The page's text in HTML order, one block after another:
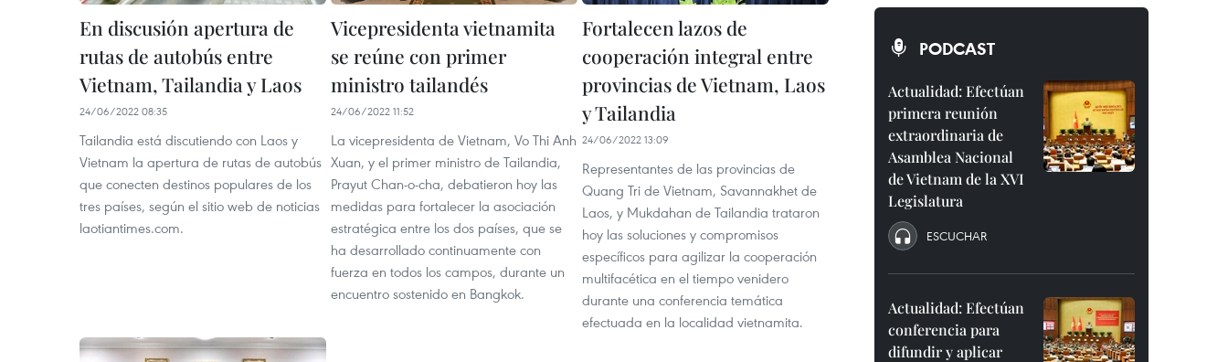
En discusión apertura de
rutas de autobús entre
Vietnam, Tailandia y Laos
24/06/2022 08:35
Tailandia está discutiendo con Laos y
Vietnam la apertura de rutas de autobús
que conecten destinos populares de los
tres países, según el sitio web de noticias
laotiantimes.com.
Vicepresidenta vietnamita
se reúne con primer
ministro tailandés
24/06/2022 11:52
La vicepresidenta de Vietnam, Vo Thi Anh
Xuan, y el primer ministro de Tailandia,
Prayut Chan-o-cha, debatieron hoy las
medidas para fortalecer la asociación
estratégica entre los dos países, que se
ha desarrollado continuamente con
fuerza en todos los campos, durante un
encuentro sostenido en Bangkok.
Fortalecen lazos de
cooperación integral entre
provincias de Vietnam, Laos
y Tailandia
24/06/2022 13:09
Representantes de las provincias de
Quang Tri de Vietnam, Savannakhet de
Laos, y Mukdahan de Tailandia trataron
hoy las soluciones y compromisos
específicos para agilizar la cooperación
multifacética en el tiempo venidero
durante una conferencia temática
efectuada en la localidad vietnamita.
PODCAST
Actualidad: Efectúan
primera reunión
extraordinaria de
Asamblea Nacional
de Vietnam de la XVI
Legislatura
ESCUCHAR
Actualidad: Efectúan
conferencia para
difundir y aplicar